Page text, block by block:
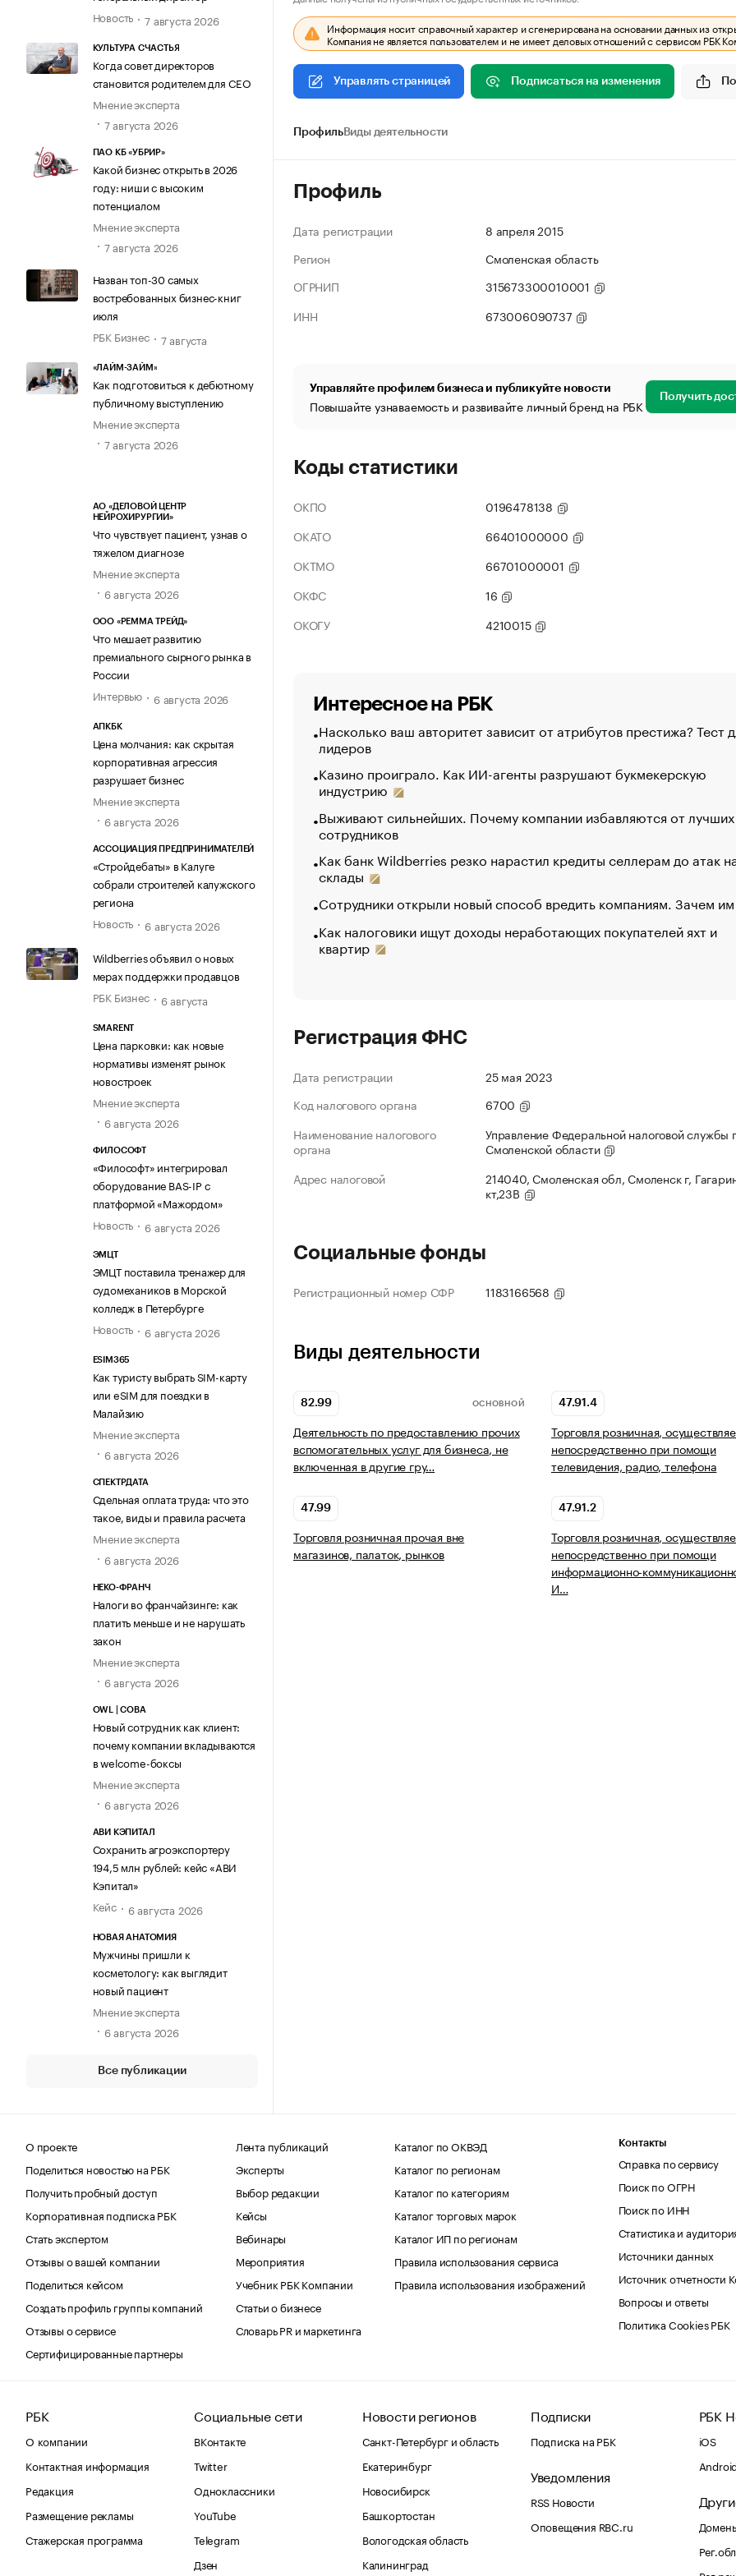
Новость
7 августа 2026
КУЛЬТУРА СЧАСТЬЯ
Когда совет директоров
становится родителем для CEO
Мнение эксперта
7 августа 2026
ПАО КБ «УБРИР»
Какой бизнес открыть в 2026
году: ниши с высоким
потенциалом
Мнение эксперта
7 августа 2026
Назван топ-30 самых
востребованных бизнес-книг
июля
РБК Бизнес
7 августа
«ЛАЙМ-ЗАЙМ»
Как подготовиться к дебютному
публичному выступлению
Мнение эксперта
7 августа 2026
АО «ДЕЛОВОЙ ЦЕНТР
НЕЙРОХИРУРГИИ»
Что чувствует пациент, узнав о
тяжелом диагнозе
Мнение эксперта
6 августа 2026
ООО «РЕММА ТРЕЙД»
Что мешает развитию
премиального сырного рынка в
России
Интервью
6 августа 2026
АПКБК
Цена молчания: как скрытая
корпоративная агрессия
разрушает бизнес
Мнение эксперта
6 августа 2026
АССОЦИАЦИЯ ПРЕДПРИНИМАТЕЛЕЙ
«Стройдебаты» в Калуге
собрали строителей калужского
региона
Новость
6 августа 2026
Wildberries объявил о новых
мерах поддержки продавцов
РБК Бизнес
6 августа
SMARENT
Цена парковки: как новые
нормативы изменят рынок
новостроек
Мнение эксперта
6 августа 2026
ФИЛОСОФТ
«Философт» интегрировал
оборудование BAS-IP с
платформой «Мажордом»
Новость
6 августа 2026
ЭМЦТ
ЭМЦТ поставила тренажер для
судомехаников в Морской
колледж в Петербурге
Новость
6 августа 2026
ESIM365
Как туристу выбрать SIM-карту
или eSIM для поездки в
Малайзию
Мнение эксперта
6 августа 2026
СПЕКТРДАТА
Сдельная оплата труда: что это
такое, виды и правила расчета
Мнение эксперта
6 августа 2026
НЕКО-ФРАНЧ
Налоги во франчайзинге: как
платить меньше и не нарушать
закон
Мнение эксперта
6 августа 2026
OWL | СОВА
Новый сотрудник как клиент:
почему компании вкладываются
в welcome-боксы
Мнение эксперта
6 августа 2026
АВИ КЭПИТАЛ
Сохранить агроэкспортеру
194,5 млн рублей: кейс «АВИ
Кэпитал»
Кейс
6 августа 2026
НОВАЯ АНАТОМИЯ
Мужчины пришли к
косметологу: как выглядит
новый пациент
Мнение эксперта
6 августа 2026
Все публикации
Информация носит справочный характер и сгенерирована на основании данных из
Компания не является пользователем и не имеет деловых отношений с сервисом РБК
Управлять страницей Подписаться на изменения
ПрофильВиды деятельности
Профиль
Дата регистрации
8 апреля 2015
Регион
Смоленская область
ОГРНИП
315673300010001
ИНН
673006090737
Управляйте профилем бизнеса и публикуйте новости
Повышайте узнаваемость и развивайте личный бренд на РБК Получить
Коды статистики
ОКПО
0196478138
ОКАТО
66401000000
ОКТМО
66701000001
ОКФС
16
ОКОГУ
4210015
Интересное на РБК
Насколько ваш авторитет зависит от атрибутов престижа? Тест
лидеров
Казино проиграло. Как ИИ-агенты разрушают букмекерскую
индустрию
Выживают сильнейших. Почему компании избавляются от лучших
сотрудников
Как банк Wildberries резко нарастил кредиты селлерам до атак
склады
Сотрудники открыли новый способ вредить компаниям. Зачем
Как налоговики ищут доходы неработающих покупателей яхт и
квартир
Регистрация ФНС
Дата регистрации
25 мая 2023
Код налогового органа
6700
Наименование налогового
органа
Управление Федеральной налоговой службы
Смоленской области
Адрес налоговой
214040, Смоленская обл, Смоленск г,
кт,23В
Социальные фонды
Регистрационный номер СФР 1183166568
Виды деятельности
82.99 ОСНОВНОЙ
Деятельность по предоставлению прочих
вспомогательных услуг для бизнеса, не
включенная в другие гру…
47.91.4
Торговля розничная,
непосредственно при помощи
телевидения, радио, телефона
47.99
Торговля розничная прочая вне
магазинов, палаток, рынков
47.91.2
Торговля розничная,
непосредственно при помощи
информационно-
И…
О проекте
Поделиться новостью на РБК
Получить пробный доступ
Корпоративная подписка РБК
Стать экспертом
Отзывы о вашей компании
Поделиться кейсом
Создать профиль группы компаний
Отзывы о сервисе
Сертифицированные партнеры
Лента публикаций
Эксперты
Выбор редакции
Кейсы
Вебинары
Мероприятия
Учебник РБК Компании
Статьи о бизнесе
Словарь PR и маркетинга
Каталог по ОКВЭД
Каталог по регионам
Каталог по категориям
Каталог торговых марок
Каталог ИП по регионам
Правила использования сервиса
Правила использования изображений
Контакты
Справка по сервису
Поиск по ОГРН
Поиск по ИНН
Статистика и
Источники данных
Источник отчетности
Вопросы и ответы
Политика Cookies РБК
РБК
О компании
Контактная информация
Редакция
Размещение рекламы
Стажерская программа
Социальные сети
ВКонтакте
Twitter
Одноклассники
YouTube
Telegram
Дзен
Новости регионов
Санкт-Петербург и область
Екатеринбург
Новосибирск
Башкортостан
Вологодская область
Калининград
Подписки
Подписка на РБК
Уведомления
RSS Новости
Оповещения RBC.ru
РБК
iOS